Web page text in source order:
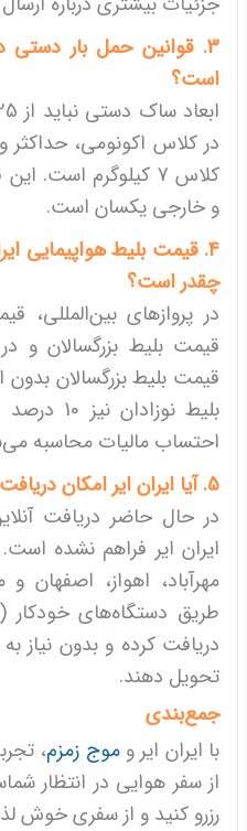
3. قوانین حمل بار دستی
است؟
ابعاد ساک دستی نباید از 56
کلاس 7 کیلوگرم است.
و خارجی یکسان است.
4. قیمت بلیط هواپیمایی
چقدر است؟
قیمت بلیط بزرگسالان
بلیط
احتساب مالیات محاسبه
5. آیا ایران ایر امکان دریافت کارت پرواز آنلاین را دارد؟
در حال حاضر دریافت
ایران ایر فراهم نشده
مهرآباد، اهواز، اصفهان
طریق دستگاه‌های خودکار
دریافت کرده و بدون نیاز
تحویل دهند.
جمع‌بندی
با ایران ایر وموج زمزم،
از سفر هوایی در انتظار
رزرو کنید و از سفری خوش